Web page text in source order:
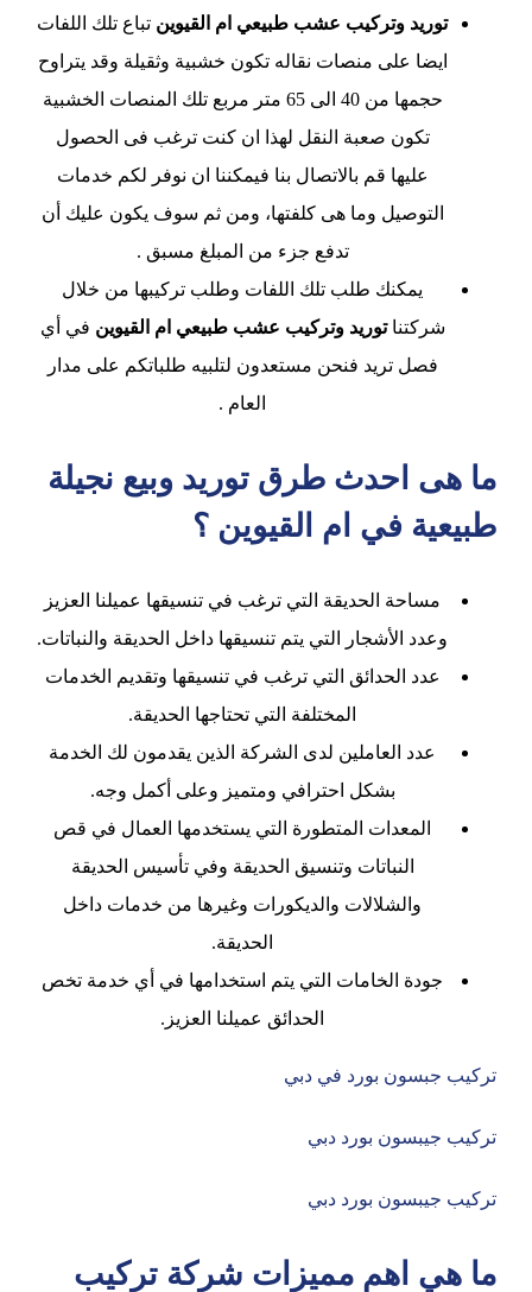
توريد وتركيب عشب طبيعي ام القيوين تباع تلك اللفات
ايضا على منصات نقاله تكون خشبية وثقيلة وقد يتراوح
حجمها من 40 الى 65 متر مربع تلك المنصات الخشبية
تكون صعبة النقل لهذا ان كنت ترغب فى الحصول
عليها قم بالاتصال بنا فيمكننا ان نوفر لكم خدمات
التوصيل وما هى كلفتها، ومن ثم سوف يكون عليك أن
تدفع جزء من المبلغ مسبق .
يمكنك طلب تلك اللفات وطلب تركيبها من خلال
شركتناتوريد وتركيب عشب طبيعي ام القيوين في أي
فصل تريد فنحن مستعدون لتلبيه طلباتكم على مدار
العام .
ما هى احدث طرق توريد وبيع نجيلة
طبيعية في ام القيوين ؟
مساحة الحديقة التي ترغب في تنسيقها عميلنا العزيز
وعدد الأشجار التي يتم تنسيقها داخل الحديقة والنباتات.
عدد الحدائق التي ترغب في تنسيقها وتقديم الخدمات
المختلفة التي تحتاجها الحديقة.
عدد العاملين لدى الشركة الذين يقدمون لك الخدمة
بشكل احترافي ومتميز وعلى أكمل وجه.
المعدات المتطورة التي يستخدمها العمال في قص
النباتات وتنسيق الحديقة وفي تأسيس الحديقة
والشلالات والديكورات وغيرها من خدمات داخل
الحديقة.
جودة الخامات التي يتم استخدامها في أي خدمة تخص
الحدائق عميلنا العزيز.
تركيب جبسون بورد في دبي
تركيب جيبسون بورد دبي
تركيب جيبسون بورد دبي
ما هي اهم مميزات شركة تركيب